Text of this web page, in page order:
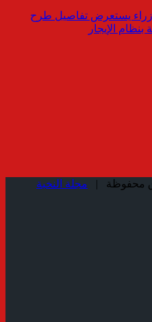
يستعرض تفاصيل طرح
الإيجار
مجلة النخبة